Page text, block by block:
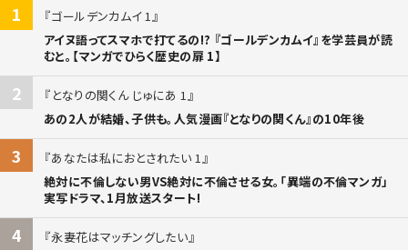
1
ゴールデンカムイ 1
アイヌ語ってスマホで打てるの!? 『ゴールデンカムイ』を学芸員が読
むと。【マンガでひらく歴史の扉 1】
2
となりの関くん じゅにあ 1
あの2人が結婚、子供も。人気漫画『となりの関くん』の10年後
3
あなたは私におとされたい 1
絶対に不倫しない男VS絶対に不倫させる女。「異端の不倫マンガ」
実写ドラマ、1月放送スタート!
4
永妻花はマッチングしたい